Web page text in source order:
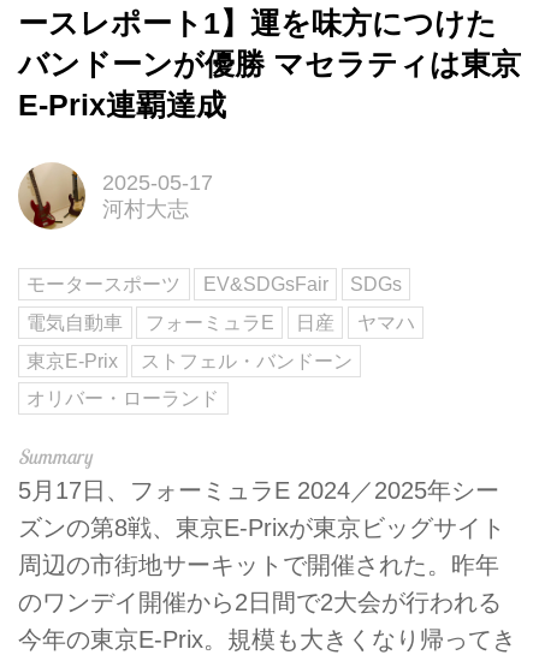
ースレポート1】運を味方につけた
バンドーンが優勝 マセラティは東京
E-Prix連覇達成
2025-05-17
河村大志
モータースポーツ EV&SDGsFair
SDGs
電気自動車
フォーミュラE 日産
ヤマハ
東京E-Prix
ストフェル・バンドーン
オリバー・ローランド
5月17日、フォーミュラE 2024／2025年シー
ズンの第8戦、東京E-Prixが東京ビッグサイト
周辺の市街地サーキットで開催された。昨年
のワンデイ開催から2日間で2大会が行われる
今年の東京E-Prix。規模も大きくなり帰ってき